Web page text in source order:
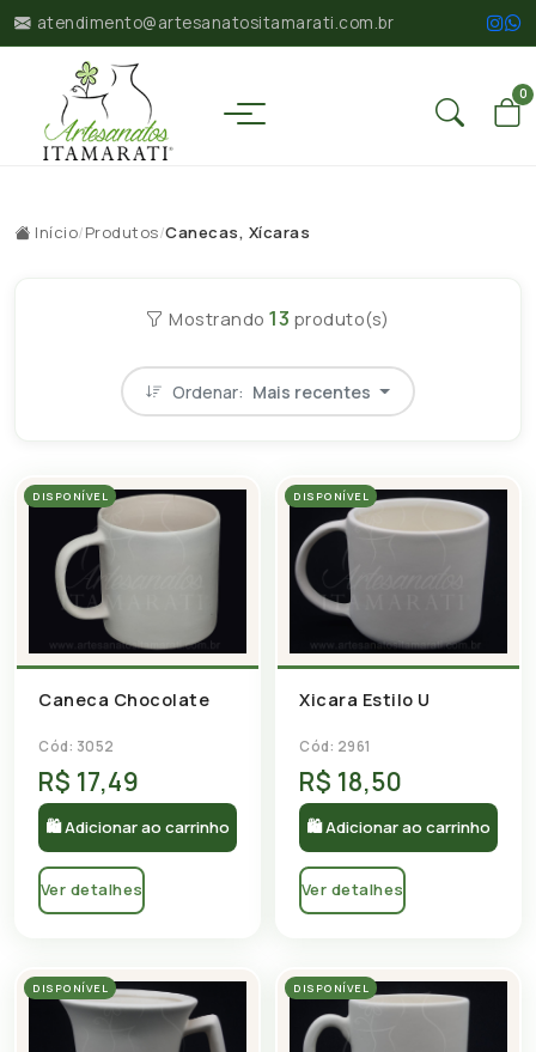
atendimento@artesanatositamarati.com.br
0
Início/Produtos/Canecas, Xícaras
Mostrando13 produto(s)
Ordenar: Mais recentes
DISPONÍVEL
Caneca Chocolate
Cód: 3052
R$ 17,49
🛍 Adicionar ao carrinho
Ver detalhes
DISPONÍVEL
Xicara Estilo U
Cód: 2961
R$ 18,50
🛍 Adicionar ao carrinho
Ver detalhes
DISPONÍVEL DISPONÍVEL